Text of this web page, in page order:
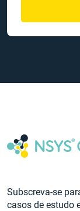
Subscreva-se
casos de estudo